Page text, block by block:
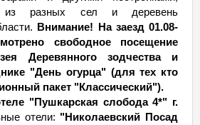
из разных сел и деревень
Внимание! На заезд 01.08-
свободное посещение
Деревянного зодчества и
"День огурца" (для тех кто
пакет "Классический").
"Пушкарская слобода 4*" г.
отели: "Николаевский Посад